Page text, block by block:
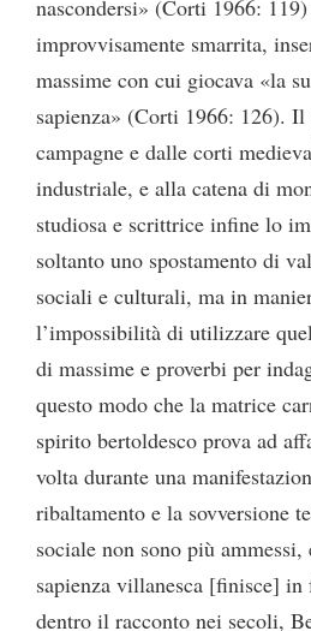
nascondersi» (Corti 1966:
improvvisamente smarrita,
massime con cui giocava «la
sapienza» (Corti 1966: 126). Il
campagne e dalle corti
industriale, e alla catena di
studiosa e scrittrice infine lo
soltanto uno spostamento di
sociali e culturali, ma in
l’impossibilità di utilizzare
di massime e proverbi per
questo modo che la matrice
spirito bertoldesco prova ad
volta durante una
ribaltamento e la sovversione
sociale non sono più ammessi,
sapienza villanesca [finisce]
dentro il racconto nei secoli,